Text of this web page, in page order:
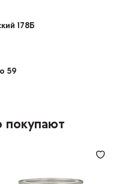
178Б
59
покупают